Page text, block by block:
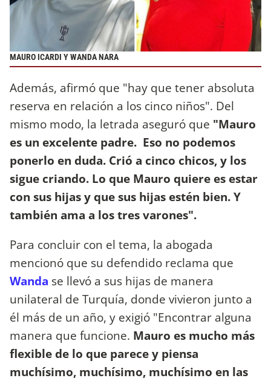
MAURO ICARDI Y WANDA NARA
Además, afirmó que "hay que tener absoluta
reserva en relación a los cinco niños". Del
mismo modo, la letrada aseguró que "Mauro
es un excelente padre. Eso no podemos
ponerlo en duda. Crió a cinco chicos, y los
sigue criando. Lo que Mauro quiere es estar
con sus hijas y que sus hijas estén bien. Y
también ama a los tres varones".
Para concluir con el tema, la abogada
mencionó que su defendido reclama que
Wanda se llevó a sus hijas de manera
unilateral de Turquía, donde vivieron junto a
él más de un año, y exigió "Encontrar alguna
manera que funcione. Mauro es mucho más
flexible de lo que parece y piensa
muchísimo, muchísimo, muchísimo en las